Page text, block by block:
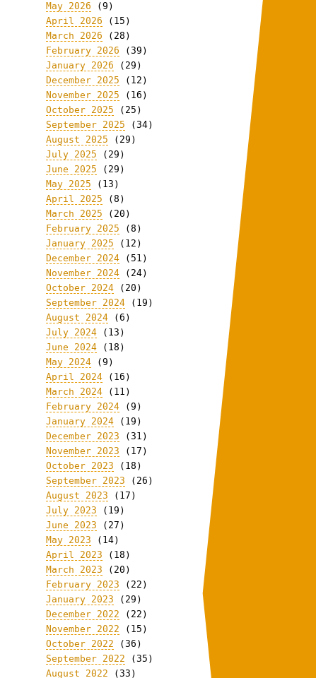
May 2026 (9)
April 2026 (15)
March 2026 (28)
February 2026 (39)
January 2026 (29)
December 2025 (12)
November 2025 (16)
October 2025 (25)
September 2025 (34)
August 2025 (29)
July 2025 (29)
June 2025 (29)
May 2025 (13)
April 2025 (8)
March 2025 (20)
February 2025 (8)
January 2025 (12)
December 2024 (51)
November 2024 (24)
October 2024 (20)
September 2024 (19)
August 2024 (6)
July 2024 (13)
June 2024 (18)
May 2024 (9)
April 2024 (16)
March 2024 (11)
February 2024 (9)
January 2024 (19)
December 2023 (31)
November 2023 (17)
October 2023 (18)
September 2023 (26)
August 2023 (17)
July 2023 (19)
June 2023 (27)
May 2023 (14)
April 2023 (18)
March 2023 (20)
February 2023 (22)
January 2023 (29)
December 2022 (22)
November 2022 (15)
October 2022 (36)
September 2022 (35)
August 2022 (33)